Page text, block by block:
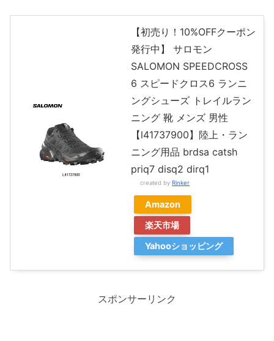
【初売り！10%OFFクーポン
発行中】 サロモン
SALOMON SPEEDCROSS
6 スピードクロス6 ランニ
ングシューズ トレイルラン
ニング 靴 メンズ 男性
【l41737900】陸上・ラン
ニング用品 brdsa catsh
priq7 disq2 dirq1
created by Rinker
Amazon
楽天市場
Yahooショッピング
スポンサーリンク